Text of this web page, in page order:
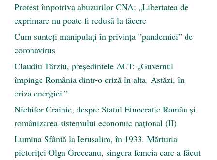
Protest împotriva abuzurilor CNA: „Libertatea de
exprimare nu poate fi redusă la tăcere
Cum sunteți manipulați în privința ”pandemiei” de
coronavirus
Claudiu Târziu, președintele ACT: „Guvernul
împinge România dintr-o criză în alta. Astăzi, în
criza energiei.”
Nichifor Crainic, despre Statul Etnocratic Român şi
românizarea sistemului economic naţional (II)
Lumina Sfântă la Ierusalim, în 1933. Mărturia
pictoriței Olga Greceanu, singura femeia care a făcut